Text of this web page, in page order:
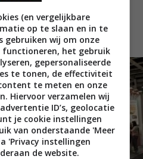
bedrijf is een samenwerking
Fender. Samen brengen ze
(en vergelijkbare
op te slaan en in te
gebruiken wij om onze
het gebruik
gepersonaliseerde
te tonen, de effectiviteit
te meten en onze
Hiervoor verzamelen wij
ID’s, geolocatie
je cookie instellingen
van onderstaande 'Meer
'Privacy instellingen
de website.